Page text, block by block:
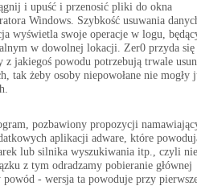
i upuść i przenosić pliki do okna
Windows. Szybkość usuwania
wyświetla swoje operacje w logu,
w dowolnej lokacji. Zer0 przyda się
jakiegoś powodu potrzebują trwale
tak żeby osoby niepowołane nie mogły
pozbawiony propozycji
aplikacji adware, które
lub silnika wyszukiwania itp., czyli nie
z tym odradzamy pobieranie głównej
- wersja ta powoduje przy